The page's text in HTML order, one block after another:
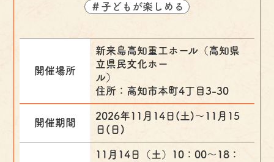
＃子どもが楽しめる
開催場所
新来島高知重工ホール（高知県
立県民文化ホー
ル
住所：高知市本町4丁目3-30
開催期間
2026年11月14日(土)〜11月15
日(日)
11月14日（土）10：00～18：